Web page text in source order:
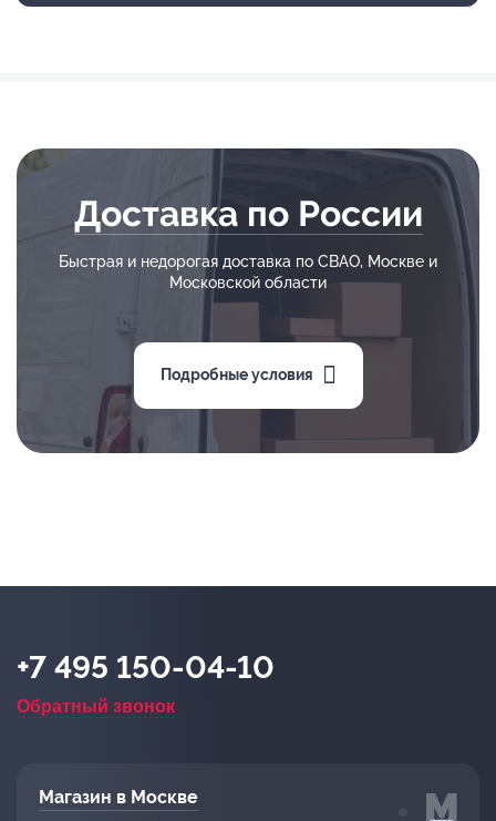
Доставка по России
Быстрая и недорогая доставка по СВАО, Москве и
Московской области
Подробные условия
+7 495 150-04-10
Обратный звонок
Магазин в Москве